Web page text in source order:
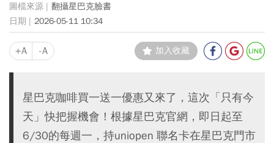
翻攝星巴克臉書
2026-05-11 10:34
+A -A 加入收藏
星巴克咖啡買一送一優惠又來了，這次「只有今
天」快把握機會！根據星巴克官網，即日起至
6/30的每週一，持uniopen 聯名卡在星巴克門市